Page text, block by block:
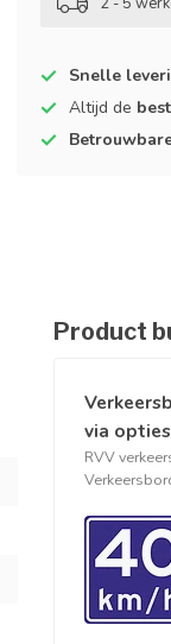
Snelle
Altijd de
Product
via
RVV